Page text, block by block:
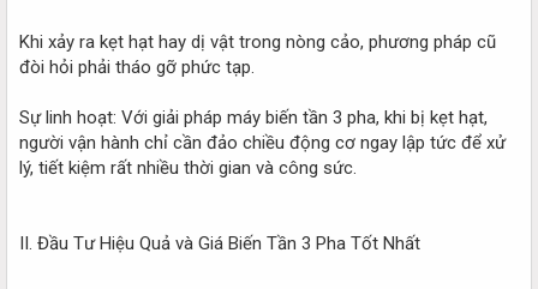
Khi xảy ra kẹt hạt hay dị vật trong nòng cảo, phương pháp cũ
đòi hỏi phải tháo gỡ phức tạp.
Sự linh hoạt: Với giải pháp máy biến tần 3 pha, khi bị kẹt hạt,
người vận hành chỉ cần đảo chiều động cơ ngay lập tức để xử
lý, tiết kiệm rất nhiều thời gian và công sức.
II. Đầu Tư Hiệu Quả và Giá Biến Tần 3 Pha Tốt Nhất